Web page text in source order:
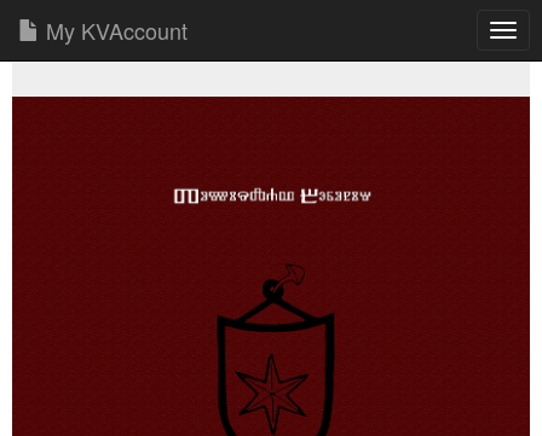
My KVAccount